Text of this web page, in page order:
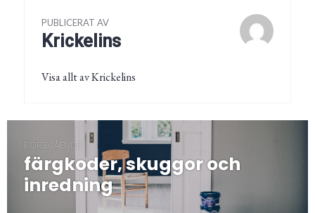
PUBLICERAT AV
Krickelins
Visa allt av Krickelins
Inläggsnavigering
FÖREGÅENDE
Föregående
post:
färgkoder, skuggor och
inredning